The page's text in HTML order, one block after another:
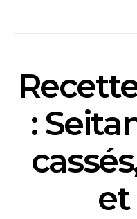
:
et